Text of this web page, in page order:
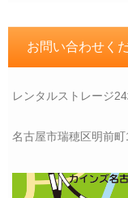
お問い合わせく
レンタルストレージ24
名古屋市瑞穂区明前町